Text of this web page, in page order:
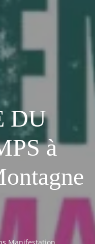
DU
à
Manifestation